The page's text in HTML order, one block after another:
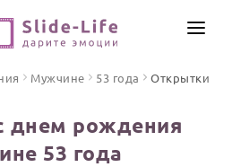
Мужчине 53 года Открытки
днем рождения
53 года